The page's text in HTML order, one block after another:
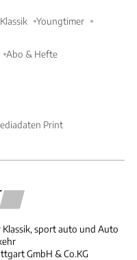
Youngtimer
Abo & Hefte
Print
sport auto und Auto
GmbH & Co.KG